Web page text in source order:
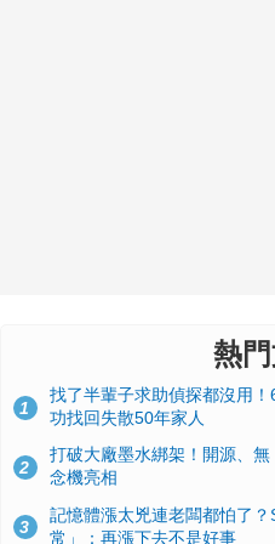
熱
1
找了半輩子求助偵探都沒用
功找回失散50年家人
2
打破大廠墨水綁架！開源、
念機亮相
3
記憶體漲太兇連老闆都怕了
常」：再漲下去不是好事